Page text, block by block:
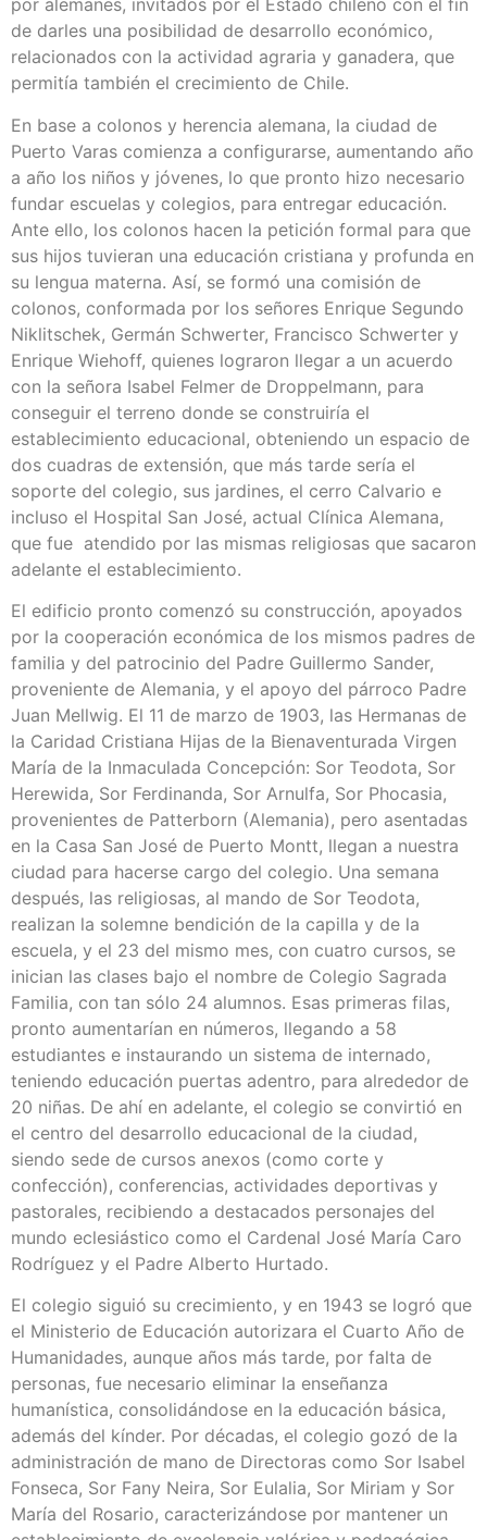
por alemanes, invitados por el Estado chileno con el fin
de darles una posibilidad de desarrollo económico,
relacionados con la actividad agraria y ganadera, que
permitía también el crecimiento de Chile.
En base a colonos y herencia alemana, la ciudad de
Puerto Varas comienza a configurarse, aumentando año
a año los niños y jóvenes, lo que pronto hizo necesario
fundar escuelas y colegios, para entregar educación.
Ante ello, los colonos hacen la petición formal para que
sus hijos tuvieran una educación cristiana y profunda en
su lengua materna. Así, se formó una comisión de
colonos, conformada por los señores Enrique Segundo
Niklitschek, Germán Schwerter, Francisco Schwerter y
Enrique Wiehoff, quienes lograron llegar a un acuerdo
con la señora Isabel Felmer de Droppelmann, para
conseguir el terreno donde se construiría el
establecimiento educacional, obteniendo un espacio de
dos cuadras de extensión, que más tarde sería el
soporte del colegio, sus jardines, el cerro Calvario e
incluso el Hospital San José, actual Clínica Alemana,
que fue atendido por las mismas religiosas que sacaron
adelante el establecimiento.
El edificio pronto comenzó su construcción, apoyados
por la cooperación económica de los mismos padres de
familia y del patrocinio del Padre Guillermo Sander,
proveniente de Alemania, y el apoyo del párroco Padre
Juan Mellwig. El 11 de marzo de 1903, las Hermanas de
la Caridad Cristiana Hijas de la Bienaventurada Virgen
María de la Inmaculada Concepción: Sor Teodota, Sor
Herewida, Sor Ferdinanda, Sor Arnulfa, Sor Phocasia,
provenientes de Patterborn (Alemania), pero asentadas
en la Casa San José de Puerto Montt, llegan a nuestra
ciudad para hacerse cargo del colegio. Una semana
después, las religiosas, al mando de Sor Teodota,
realizan la solemne bendición de la capilla y de la
escuela, y el 23 del mismo mes, con cuatro cursos, se
inician las clases bajo el nombre de Colegio Sagrada
Familia, con tan sólo 24 alumnos. Esas primeras filas,
pronto aumentarían en números, llegando a 58
estudiantes e instaurando un sistema de internado,
teniendo educación puertas adentro, para alrededor de
20 niñas. De ahí en adelante, el colegio se convirtió en
el centro del desarrollo educacional de la ciudad,
siendo sede de cursos anexos (como corte y
confección), conferencias, actividades deportivas y
pastorales, recibiendo a destacados personajes del
mundo eclesiástico como el Cardenal José María Caro
Rodríguez y el Padre Alberto Hurtado.
El colegio siguió su crecimiento, y en 1943 se logró que
el Ministerio de Educación autorizara el Cuarto Año de
Humanidades, aunque años más tarde, por falta de
personas, fue necesario eliminar la enseñanza
humanística, consolidándose en la educación básica,
además del kínder. Por décadas, el colegio gozó de la
administración de mano de Directoras como Sor Isabel
Fonseca, Sor Fany Neira, Sor Eulalia, Sor Miriam y Sor
María del Rosario, caracterizándose por mantener un